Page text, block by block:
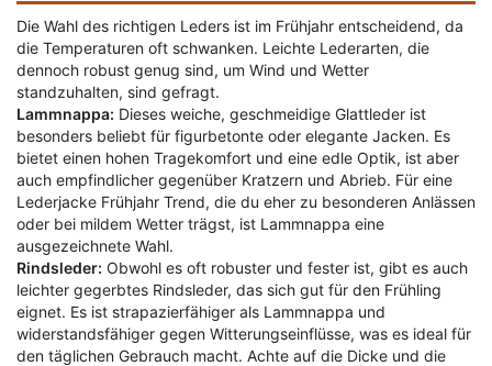
Die Wahl des richtigen Leders ist im Frühjahr entscheidend, da
die Temperaturen oft schwanken. Leichte Lederarten, die
dennoch robust genug sind, um Wind und Wetter
standzuhalten, sind gefragt.
Lammnappa: Dieses weiche, geschmeidige Glattleder ist
besonders beliebt für figurbetonte oder elegante Jacken. Es
bietet einen hohen Tragekomfort und eine edle Optik, ist aber
auch empfindlicher gegenüber Kratzern und Abrieb. Für eine
Lederjacke Frühjahr Trend, die du eher zu besonderen Anlässen
oder bei mildem Wetter trägst, ist Lammnappa eine
ausgezeichnete Wahl.
Rindsleder: Obwohl es oft robuster und fester ist, gibt es auch
leichter gegerbtes Rindsleder, das sich gut für den Frühling
eignet. Es ist strapazierfähiger als Lammnappa und
widerstandsfähiger gegen Witterungseinflüsse, was es ideal für
den täglichen Gebrauch macht. Achte auf die Dicke und die